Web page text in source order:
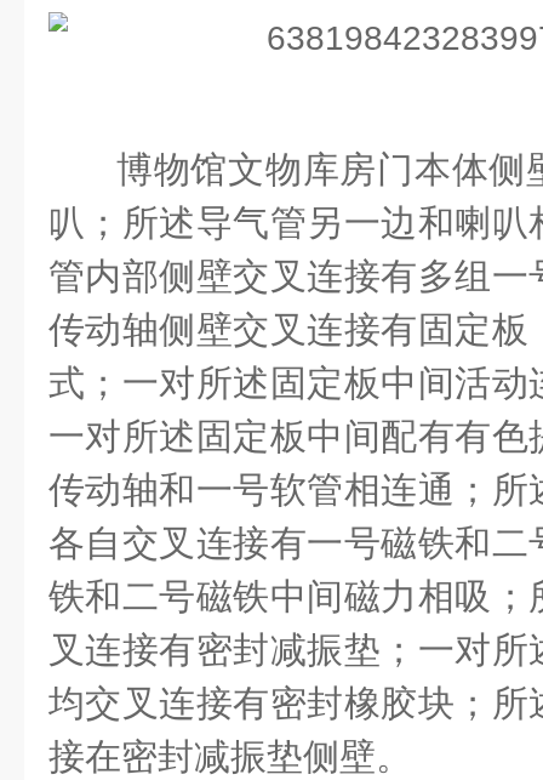
博物馆文物库房门本体侧
叭；所述导气管另一边和喇
管内部侧壁交叉连接有多组
传动轴侧壁交叉连接有固定
式；一对所述固定板中间活
一对所述固定板中间配有有
传动轴和一号软管相连通；
各自交叉连接有一号磁铁和
铁和二号磁铁中间磁力相吸
叉连接有密封减振垫；一对
均交叉连接有密封橡胶块；
接在密封减振垫侧壁。